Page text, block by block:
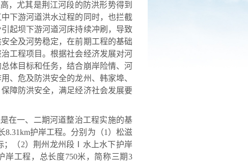
，尤其是荆江河段的防洪形势得到
下游河道洪水过程的同时，也拦截
起坝下游河道河床持续冲刷，导致
全及河势稳定，在前期工程的基础
工程项目。根据社会经济发展对河
体目标和任务，结合崩岸险情、河
、危及防洪安全的龙州、韩家埠、
障防洪安全，满足经济社会发展要
在一、二期河道整治工程实施的基
护岸工程。分别为（1）松滋
；（2）荆州龙州段Ⅰ水上水下护岸
工程，总长度750米，简称三期3